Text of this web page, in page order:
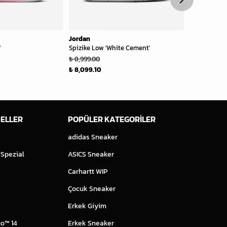
Jordan
Spizike Low 'White Cement'
₺ 8,999.00
₺ 8,099.10
14
POPÜLER KATEGORİLER
adidas Sneaker
ASICS Sneaker
Carhartt WIP
Çocuk Sneaker
Erkek Giyim
Erkek Sneaker